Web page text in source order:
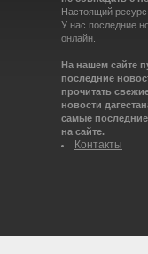
Настоящий
У нас последние
онлайн.
На нашем сайте
последние
прочитать
новости
самые
на сайте.
Контакты